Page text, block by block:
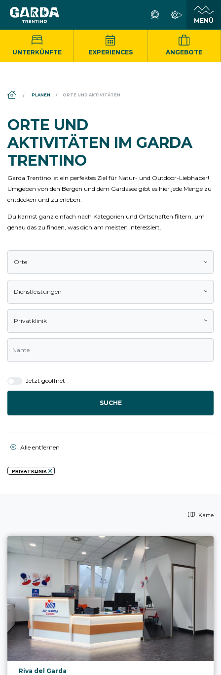
UNTERKÜNFTE EXPERIENCES ANGEBOTE
DS_BREADCRUMB.HOME
PLANEN ORTE UND AKTIVITÄTEN
ORTE UND
AKTIVITÄTEN IM GARDA
TRENTINO
Garda Trentino ist ein perfektes Ziel für Natur- und Outdoor-Liebhaber!
Umgeben von den Bergen und dem Gardasee gibt es hier jede Menge zu
entdecken und zu erleben.
Du kannst ganz einfach nach Kategorien und Ortschaften filtern, um
genau das zu finden, was dich am meisten interessiert.
Orte
Dienstleistungen
Privatklinik
Jetzt geöffnet
SUCHE
Alle entfernen
PRIVATKLINIK
Karte
aria.poi_location_prefix
Riva del Garda